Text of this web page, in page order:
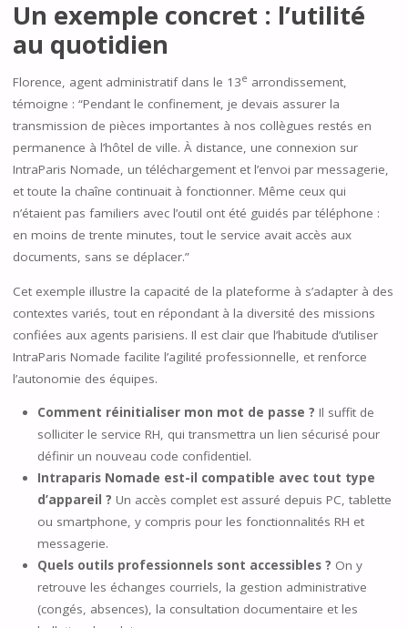
Un exemple concret : l’utilité
au quotidien
Florence, agent administratif dans le 13e arrondissement,
témoigne : “Pendant le confinement, je devais assurer la
transmission de pièces importantes à nos collègues restés en
permanence à l’hôtel de ville. À distance, une connexion sur
IntraParis Nomade, un téléchargement et l’envoi par messagerie,
et toute la chaîne continuait à fonctionner. Même ceux qui
n’étaient pas familiers avec l’outil ont été guidés par téléphone :
en moins de trente minutes, tout le service avait accès aux
documents, sans se déplacer.”
Cet exemple illustre la capacité de la plateforme à s’adapter à des
contextes variés, tout en répondant à la diversité des missions
confiées aux agents parisiens. Il est clair que l’habitude d’utiliser
IntraParis Nomade facilite l’agilité professionnelle, et renforce
l’autonomie des équipes.
Comment réinitialiser mon mot de passe ? Il suffit de
solliciter le service RH, qui transmettra un lien sécurisé pour
définir un nouveau code confidentiel.
Intraparis Nomade est-il compatible avec tout type
d’appareil ? Un accès complet est assuré depuis PC, tablette
ou smartphone, y compris pour les fonctionnalités RH et
messagerie.
Quels outils professionnels sont accessibles ? On y
retrouve les échanges courriels, la gestion administrative
(congés, absences), la consultation documentaire et les